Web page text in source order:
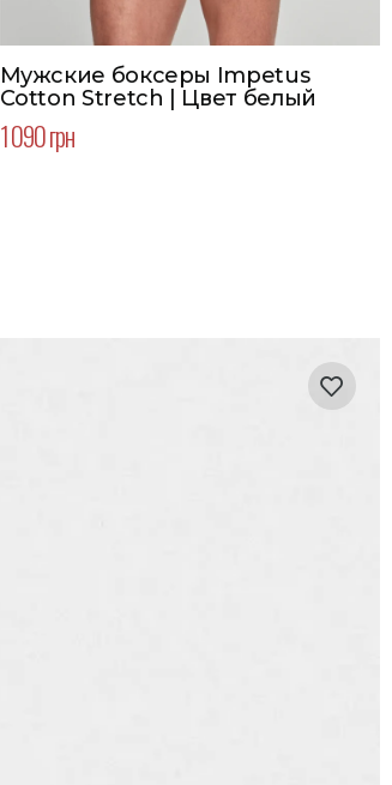
Мужские боксеры Impetus
Cotton Stretch | Цвет белый
1 090 грн